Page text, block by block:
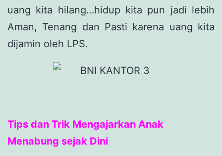
uang kita hilang…hidup kita pun jadi lebih
Aman, Tenang dan Pasti karena uang kita
dijamin oleh LPS.
Tips dan Trik Mengajarkan Anak
Menabung sejak Dini